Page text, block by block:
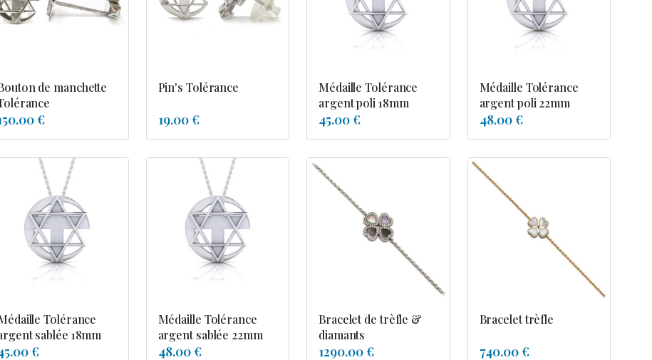
de manchette
€
Pin's Tolérance
19.00 €
Médaille Tolérance
argent poli 18mm
45.00 €
Médaille Tolérance
argent poli 22mm
48.00 €
Tolérance
sablée 18mm
€
Médaille Tolérance
argent sablée 22mm
48.00 €
Bracelet de trèfle &
diamants
1290.00 €
Bracelet trèfle
740.00 €